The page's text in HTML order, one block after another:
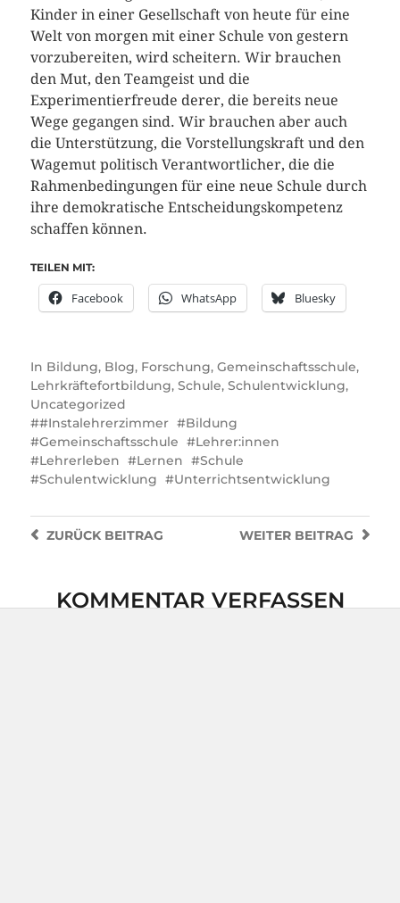
Kinder in einer Gesellschaft von heute für eine
Welt von morgen mit einer Schule von gestern
vorzubereiten, wird scheitern. Wir brauchen
den Mut, den Teamgeist und die
Experimentierfreude derer, die bereits neue
Wege gegangen sind. Wir brauchen aber auch
die Unterstützung, die Vorstellungskraft und den
Wagemut politisch Verantwortlicher, die die
Rahmenbedingungen für eine neue Schule durch
ihre demokratische Entscheidungskompetenz
schaffen können.
TEILEN MIT:
Facebook WhatsApp Bluesky
In Bildung, Blog, Forschung, Gemeinschaftsschule,
Lehrkräftefortbildung, Schule, Schulentwicklung,
Uncategorized
#Instalehrerzimmer
Bildung
Gemeinschaftsschule
Lehrer:innen
Lehrerleben
Lernen
Schule
Schulentwicklung
Unterrichtsentwicklung
WEITER BEITRAG
ZURÜCKBEITRAG
KOMMENTAR VERFASSEN